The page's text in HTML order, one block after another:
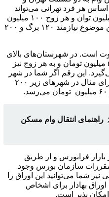
هر فرد تهرانی می‌تواند
برای خرید یک واحد مسکونی ۶۰ میلیون توان و هر زوج ۱۰۰ میلیون
تومان دریافت کند که با توجه به این موضوع نیازمند ۱۲۰ برگ و ۲۰۰
است. در شهرستان‌های بالای
۲۰۰ هزار نفر جمعیت به هر نفر ۵۰ میلیون تومان و به هر زوج نیز
این رقم اگر شما در شهر
کوچکتری باشید کمتر خواهد شد. برای مثال در شهرهای زیر ۲۰۰
راهنمای انتقال وام مسکن
فرابورس و از طریق
سازمان بورس وجود
شما می‌توانید این اوراق را
اوراق بهادار برای اشخاص
پذیر است.